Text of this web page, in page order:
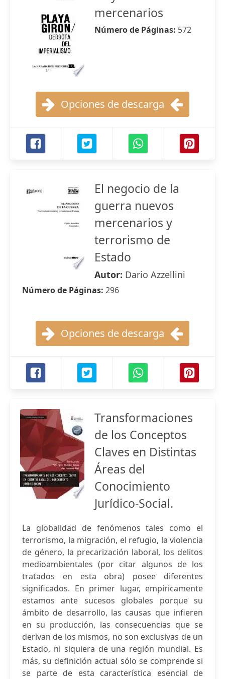
mercenarios
Número de Páginas: 572
Opciones de descarga
El negocio de la
guerra nuevos
mercenarios y
terrorismo de
Estado
Autor: Dario Azzellini
Número de Páginas: 296
Opciones de descarga
Transformaciones
de los Conceptos
Claves en Distintas
Áreas del
Conocimiento
Jurídico-Social.
La globalidad de fenómenos tales como el
terrorismo, la migración, el refugio, la violencia
de género, la precarización laboral, los delitos
medioambientales (por citar algunos de los
tratados en esta obra) posee diferentes
significados. En primer lugar, empíricamente
estamos ante sucesos globales porque su
ámbito de desarrollo, las causas que infieren
en su producción, las consecuencias que se
derivan de los mismos, no son exclusivas de un
Estado, ni siquiera de una región mundial. Es
más, su definición actual sólo se comprende si
se parte de esta característica esencial de